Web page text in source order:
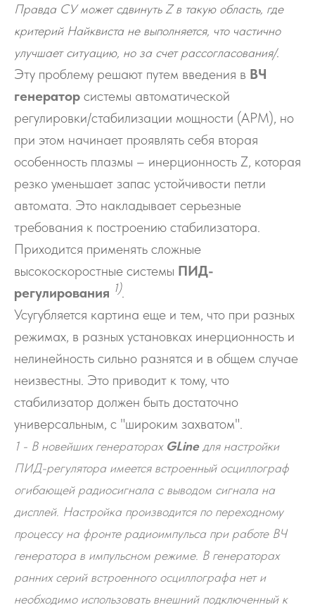
Правда СУ может сдвинуть Z в такую область, где
критерий Найквиста не выполняется, что частично
улучшает ситуацию, но за счет рассогласования/.
Эту проблему решают путем введения в ВЧ
генератор системы автоматической
регулировки/стабилизации мощности (АРМ), но
при этом начинает проявлять себя вторая
особенность плазмы – инерционность Z, которая
резко уменьшает запас устойчивости петли
автомата. Это накладывает серьезные
требования к построению стабилизатора.
Приходится применять сложные
высокоскоростные системы ПИД-
регулирования 1).
Усугубляется картина еще и тем, что при разных
режимах, в разных установках инерционность и
нелинейность сильно разнятся и в общем случае
неизвестны. Это приводит к тому, что
стабилизатор должен быть достаточно
универсальным, с "широким захватом".
1 - В новейших генераторах GLineдля настройки
ПИД-регулятора имеется встроенный осциллограф
огибающей радиосигнала с выводом сигнала на
дисплей. Настройка производится по переходному
процессу на фронте радиоимпульса при работе ВЧ
генератора в импульсном режиме. В генераторах
ранних серий встроенного осциллографа нет и
необходимо использовать внешний подключенный к